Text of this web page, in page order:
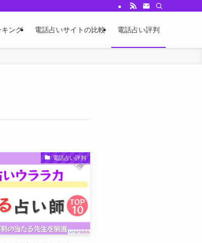
キング 電話占いサイトの比較 電話占い評判
電話占い評判